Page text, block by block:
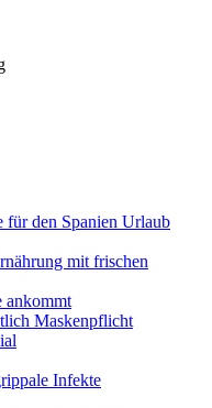
für den Spanien Urlaub
mit frischen
ankommt
Maskenpflicht
Infekte